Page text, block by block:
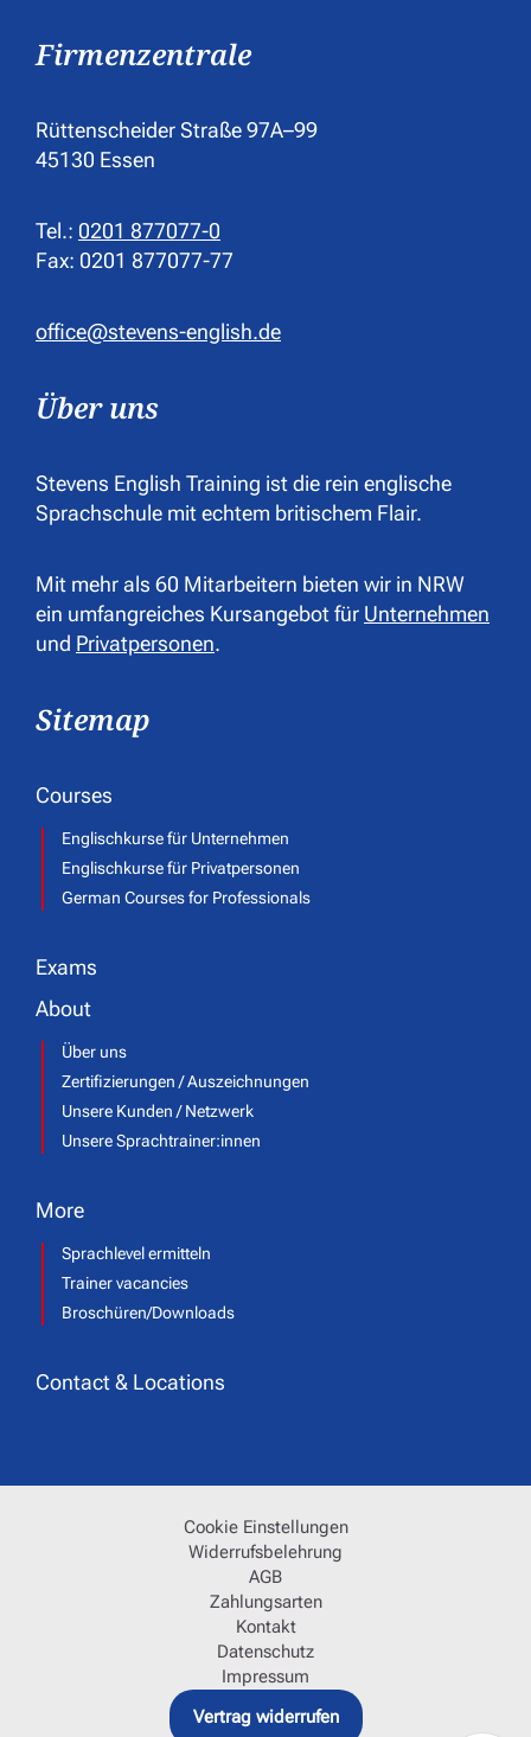
Firmenzentrale
Rüttenscheider Straße 97A–99
45130 Essen
Tel.: 0201 877077-0
Fax: 0201 877077-77
office@stevens-english.de
Über uns
Stevens English Training ist die rein englische
Sprachschule mit echtem britischem Flair.
Mit mehr als 60 Mitarbeitern bieten wir in NRW
ein umfangreiches Kursangebot für Unternehmen
und Privatpersonen.
Sitemap
Courses
Englischkurse für Unternehmen
Englischkurse für Privatpersonen
German Courses for Professionals
Exams
About
Über uns
Zertifizierungen / Auszeichnungen
Unsere Kunden / Netzwerk
Unsere Sprachtrainer:innen
More
Sprachlevel ermitteln
Trainer vacancies
Broschüren/Downloads
Contact & Locations
Cookie Einstellungen
Widerrufsbelehrung
AGB
Zahlungsarten
Kontakt
Datenschutz
Impressum
Vertrag widerrufen